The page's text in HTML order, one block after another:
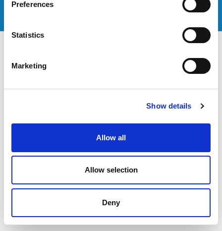
Preferences
Statistics
Marketing
Show details
Allow all
Allow selection
Deny